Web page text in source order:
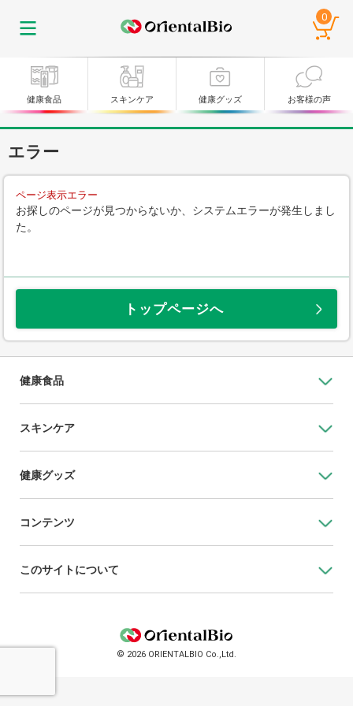
0
健康食品 スキンケア 健康グッズ お客様の声
エラー
ページ表示エラー
お探しのページが見つからないか、システムエラーが発生しまし
た。
トップページへ
健康食品
スキンケア
健康グッズ
コンテンツ
このサイトについて
© 2026 ORIENTALBIO Co.,Ltd.